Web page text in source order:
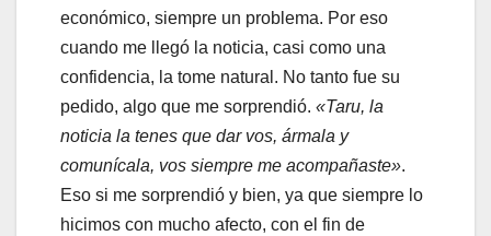
económico, siempre un problema. Por eso
cuando me llegó la noticia, casi como una
confidencia, la tome natural. No tanto fue su
pedido, algo que me sorprendió. «Taru, la
noticia la tenes que dar vos, ármala y
comunícala, vos siempre me acompañaste».
Eso si me sorprendió y bien, ya que siempre lo
hicimos con mucho afecto, con el fin de